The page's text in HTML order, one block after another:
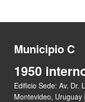
Municipio C
1950
Edificio Sede: Av. Dr.
Montevideo, Uruguay